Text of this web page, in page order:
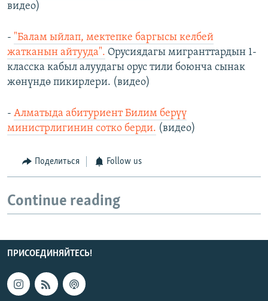
видео)
- "Балам ыйлап, мектепке баргысы келбей
жатканын айтууда". Орусиядагы мигранттардын 1-
класска кабыл алуудагы орус тили боюнча сынак
жөнүндө пикирлери. (видео)
- Алматыда абитуриент Билим берүү
министрлигинин сотко берди. (видео)
Поделиться Follow us
Continue reading
ПРИСОЕДИНЯЙТЕСЬ!